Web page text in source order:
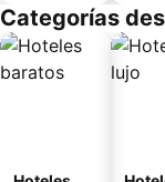
Categorías